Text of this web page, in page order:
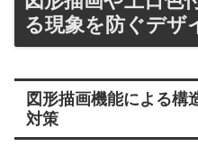
る現象を防ぐデザ
図形描画機能による構
対策